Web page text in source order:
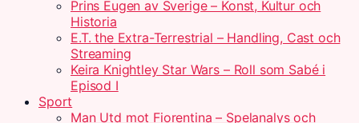
Prins Eugen av Sverige – Konst, Kultur och
Historia
E.T. the Extra-Terrestrial – Handling, Cast och
Streaming
Keira Knightley Star Wars – Roll som Sabé i
Episod I
Sport
Man Utd mot Fiorentina – Spelanalys och